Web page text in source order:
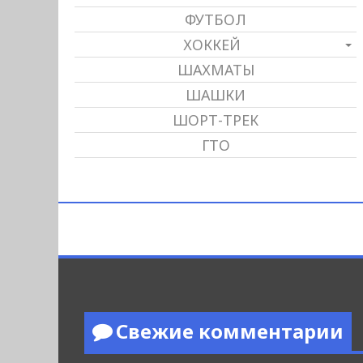
ФУТБОЛ
ХОККЕЙ
ШАХМАТЫ
ШАШКИ
ШОРТ-ТРЕК
ГТО
Свежие комментарии